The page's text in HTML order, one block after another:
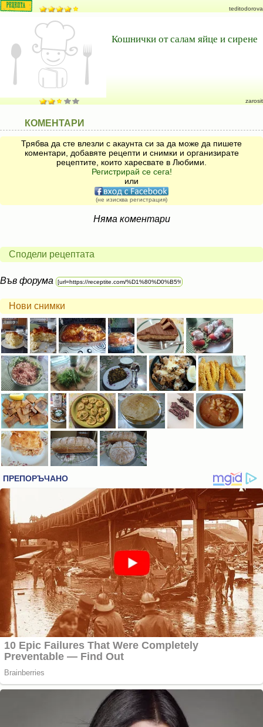
teditodorova
Кошнички от салам яйце и сирене
zarosit
КОМЕНТАРИ
Трябва да сте влезли с акаунта си за да може да пишете
коментари, добавяте рецепти и снимки и организирате
рецептите, които харесвате в Любими.
Регистрирай се сега!
или
(не изисква регистрация)
Няма коментари
Сподели рецептата
Във форума
Нови снимки